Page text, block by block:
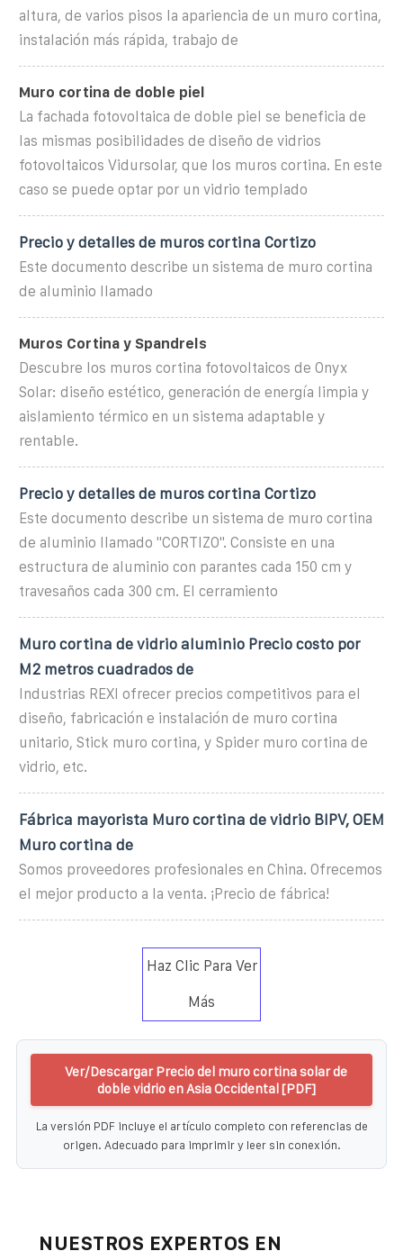
altura, de varios pisos la apariencia de un muro cortina,
instalación más rápida, trabajo de
Muro cortina de doble piel
La fachada fotovoltaica de doble piel se beneficia de
las mismas posibilidades de diseño de vidrios
fotovoltaicos Vidursolar, que los muros cortina. En este
caso se puede optar por un vidrio templado
Precio y detalles de muros cortina Cortizo
Este documento describe un sistema de muro cortina
de aluminio llamado
Muros Cortina y Spandrels
Descubre los muros cortina fotovoltaicos de Onyx
Solar: diseño estético, generación de energía limpia y
aislamiento térmico en un sistema adaptable y
rentable.
Precio y detalles de muros cortina Cortizo
Este documento describe un sistema de muro cortina
de aluminio llamado "CORTIZO". Consiste en una
estructura de aluminio con parantes cada 150 cm y
travesaños cada 300 cm. El cerramiento
Muro cortina de vidrio aluminio Precio costo por
M2 metros cuadrados de
Industrias REXI ofrecer precios competitivos para el
diseño, fabricación e instalación de muro cortina
unitario, Stick muro cortina, y Spider muro cortina de
vidrio, etc.
Fábrica mayorista Muro cortina de vidrio BIPV, OEM
Muro cortina de
Somos proveedores profesionales en China. Ofrecemos
el mejor producto a la venta. ¡Precio de fábrica!
Haz Clic Para Ver
Más
Ver/Descargar Precio del muro cortina solar de
doble vidrio en Asia Occidental [PDF]
La versión PDF incluye el artículo completo con referencias de
origen. Adecuado para imprimir y leer sin conexión.
NUESTROS EXPERTOS EN